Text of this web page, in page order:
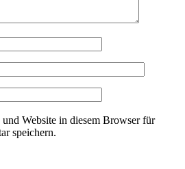
Website in diesem Browser für
speichern.